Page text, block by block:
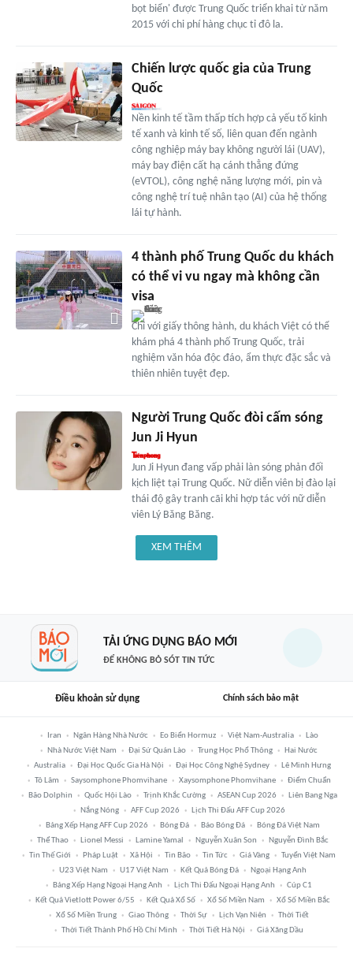
bọt biển' được Trung Quốc triển khai từ năm
2015 với chi phí hàng chục tỉ đô la.
Chiến lược quốc gia của Trung
Quốc
Nền kinh tế tầm thấp tích hợp cả yếu tố kinh
tế xanh và kinh tế số, liên quan đến ngành
công nghiệp máy bay không người lái (UAV),
máy bay điện cất hạ cánh thẳng đứng
(eVTOL), công nghệ năng lượng mới, pin và
công nghệ trí tuệ nhân tạo (AI) của hệ thống
lái tự hành.
4 thành phố Trung Quốc du khách
có thể vi vu ngay mà không cần
visa
Chỉ với giấy thông hành, du khách Việt có thể
khám phá 4 thành phố Trung Quốc, trải
nghiệm văn hóa độc đáo, ẩm thực đặc sắc và
thiên nhiên tuyệt đẹp.
Người Trung Quốc đòi cấm sóng
Jun Ji Hyun
Jun Ji Hyun đang vấp phải làn sóng phản đối
kịch liệt tại Trung Quốc. Nữ diễn viên bị đào lại
thái độ gây tranh cãi khi hợp tác với nữ diễn
viên Lý Băng Băng.
XEM THÊM
TẢI ỨNG DỤNG BÁO MỚI
ĐỂ KHÔNG BỎ SÓT TIN TỨC
Điều khoản sử dụng Chính sách bảo mật
Iran Ngân Hàng Nhà Nước Eo Biển Hormuz Việt Nam-Australia
Lào
Nhà Nước Việt Nam
Đại Sứ Quán Lào Trung Học Phổ Thông
Hai Nước
Australia
Đại Học Quốc Gia Hà Nội Đại Học Công Nghệ Sydney
Lê Minh Hưng
Tô Lâm
Saysomphone Phomvihane Xaysomphone Phomvihane
Điểm Chuẩn
Bão Dolphin
Quốc Hội Lào Trịnh Khắc Cường ASEAN Cup 2026
Liên Bang Nga
Nắng Nóng
AFF Cup 2026
Lịch Thi Đấu AFF Cup 2026
Bảng Xếp Hạng AFF Cup 2026
Bóng Đá Báo Bóng Đá
Bóng Đá Việt Nam
Thể Thao
Lionel Messi Lamine Yamal Nguyễn Xuân Son
Nguyễn Đình Bắc
Tin Thế Giới
Pháp Luật Xã Hội Tin Bão Tin Tức Giá Vàng
Tuyển Việt Nam
U23 Việt Nam
U17 Việt Nam Kết Quả Bóng Đá
Ngoại Hạng Anh
Bảng Xếp Hạng Ngoại Hạng Anh
Lịch Thi Đấu Ngoại Hạng Anh
Cúp C1
Kết Quả Vietlott Power 6/55
Kết Quả Xổ Số Xổ Số Miền Nam
Xổ Số Miền Bắc
Xổ Số Miền Trung
Giao Thông Thời Sự Lịch Vạn Niên
Thời Tiết
Thời Tiết Thành Phố Hồ Chí Minh
Thời Tiết Hà Nội Giá Xăng Dầu